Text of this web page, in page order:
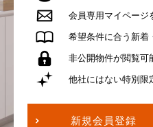
会員専用 マイページ
希望条件に合う 新着
非公開物件が閲覧可
他社にはない特別限
新規会員登録